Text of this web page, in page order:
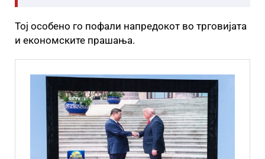
Тој особено го пофали напредокот во трговијата
и економските прашања.